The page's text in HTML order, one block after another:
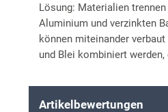
Lösung: Materialien
Aluminium und verzinkten
können miteinander
und Blei kombiniert
Artikelbewertungen